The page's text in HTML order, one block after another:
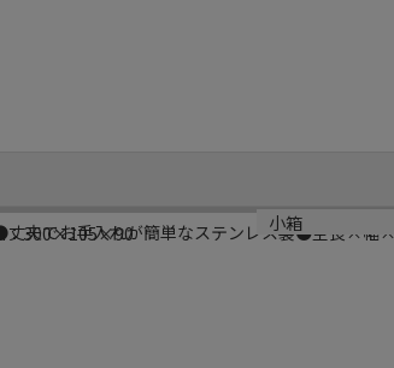
夫でお手入れが簡単なステンレス製●全長×
300×105×90
材質
小箱